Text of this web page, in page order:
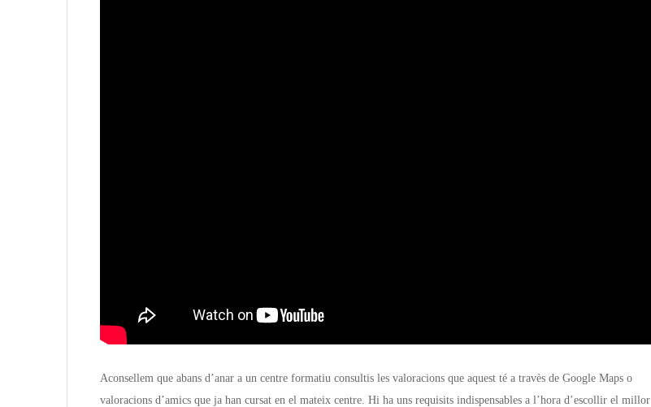
Aconsellem que abans d’anar a un centre formatiu consultis les valoracions que aquest té a travès de Google Maps o
valoracions d’amics que ja han cursat en el mateix centre. Hi ha uns requisits indispensables a l’hora d’escollir el millor